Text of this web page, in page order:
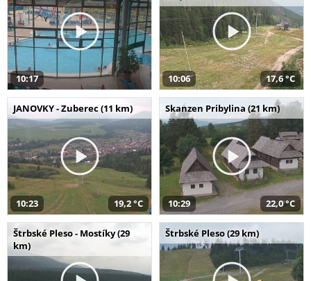
10:17 10:06 17,6 °C
JANOVKY - Zuberec (11 km)
10:23 19,2 °C
Skanzen Pribylina (21 km)
10:29 22,0 °C
Štrbské Pleso - Mostíky (29
km)
Štrbské Pleso (29 km)